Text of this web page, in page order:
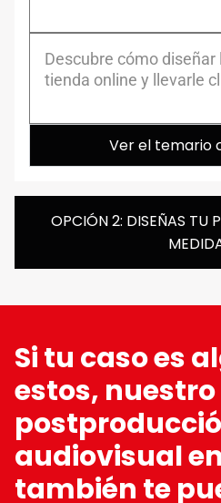
OPCIÓN 2: DISEÑAS TU
Descubre cómo diseñar
tienda online y llevarle
Ver el temario
Si tu caso es
estos,
audiovisual
también te